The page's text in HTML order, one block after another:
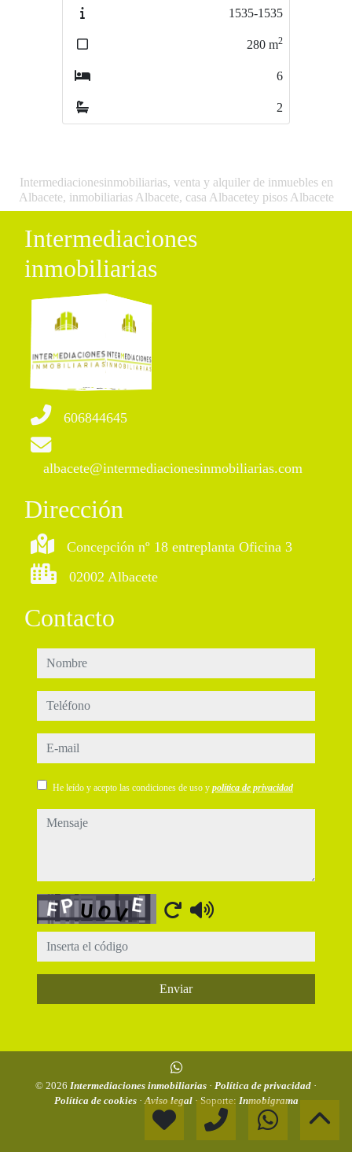
1535-1535
m2
Intermediacionesinmobiliarias, venta y alquiler de inmuebles en
Albacete, inmobiliarias Albacete, casa Albacetey pisos Albacete
Intermediaciones
inmobiliarias
606844645
albacete@intermediacionesinmobiliarias.com
Dirección
Concepción nº 18 entreplanta Oficina 3
02002 Albacete
Contacto
nombre
teléfono
e-mail
He leído y acepto las condiciones de uso y política de privacidad
mensaje
Captcha
Enviar
© 2026 Intermediaciones inmobiliarias · Política de privacidad ·
Política de cookies ·Aviso legal · Soporte: Inmobigrama